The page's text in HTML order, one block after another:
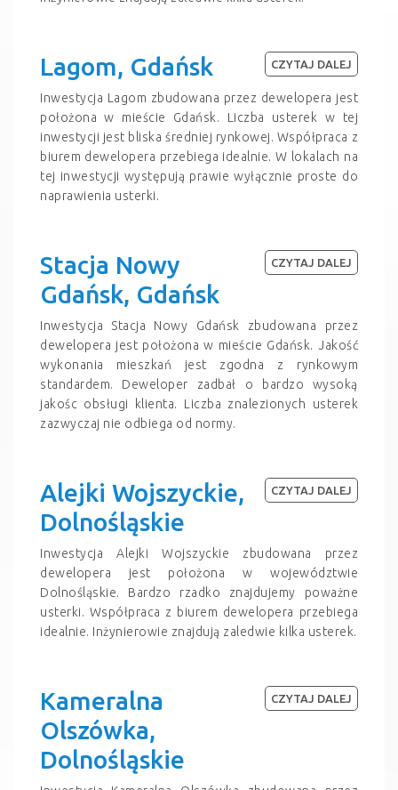
Lagom, Gdańsk
Inwestycja Lagom zbudowana przez dewelopera jest
położona w mieście Gdańsk. Liczba usterek w tej
inwestycji jest bliska średniej rynkowej. Współpraca z
biurem dewelopera przebiega idealnie. W lokalach na
tej inwestycji występują prawie wyłącznie proste do
naprawienia usterki.
CZYTAJ DALEJ
Stacja Nowy
Gdańsk, Gdańsk
Inwestycja Stacja Nowy Gdańsk zbudowana przez
dewelopera jest położona w mieście Gdańsk. Jakość
wykonania mieszkań jest zgodna z rynkowym
standardem. Deweloper zadbał o bardzo wysoką
jakośc obsługi klienta. Liczba znalezionych usterek
zazwyczaj nie odbiega od normy.
CZYTAJ DALEJ
Alejki Wojszyckie,
Dolnośląskie
Inwestycja Alejki Wojszyckie zbudowana przez
dewelopera jest położona w województwie
Dolnośląskie. Bardzo rzadko znajdujemy poważne
usterki. Współpraca z biurem dewelopera przebiega
idealnie. Inżynierowie znajdują zaledwie kilka usterek.
CZYTAJ DALEJ
Kameralna
Olszówka,
Dolnośląskie
CZYTAJ DALEJ